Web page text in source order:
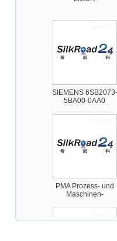
SIEMENS 6SB2073-
5BA00-0AA0
PMA Prozess- und
Maschinen-
Automation GmbH